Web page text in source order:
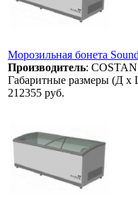
Морозильная бонета
Производитель: COSTAN
Габаритные размеры (Д x
212355 руб.